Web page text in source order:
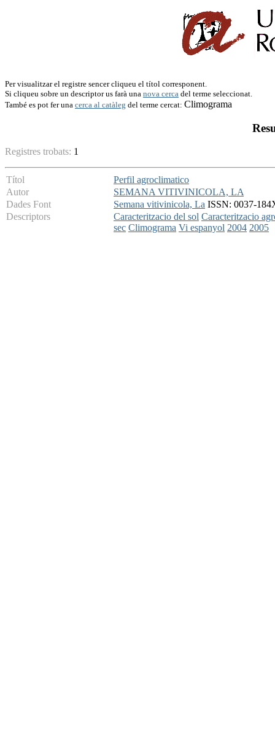
Per visualitzar el registre sencer cliqueu el títol corresponent.
Si cliqueu sobre un descriptor us farà una nova cerca del terme seleccionat.
També es pot fer una cerca al catàleg del terme cercat: Climograma
Registres trobats: 1
Títol
Perfil agroclimatico
Autor
SEMANA VITIVINICOLA, LA
Dades Font
Semana vitivinicola, La ISSN: 0037-
Descriptors
Caracteritzacio del sol Caracteritzacio
sec Climograma Vi espanyol 2004 2005